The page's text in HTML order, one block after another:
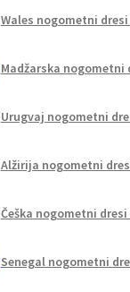
Wales nogometni dresi
Madžarska nogometni
Urugvaj nogometni
Alžirija nogometni
Češka nogometni dresi
Senegal nogometni